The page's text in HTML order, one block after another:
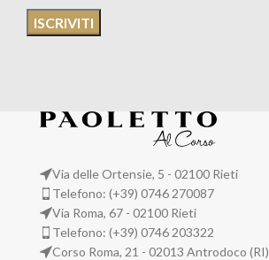
Via delle Ortensie, 5 - 02100 Rieti
Telefono: (+39) 0746 270087
Via Roma, 67 - 02100 Rieti
Telefono: (+39) 0746 203322
Corso Roma, 21 - 02013 Antrodoco (RI)